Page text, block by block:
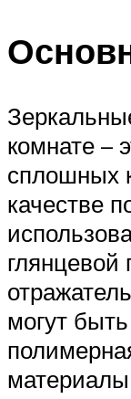
комнате –
сплошных
качестве
глянцевой
могут